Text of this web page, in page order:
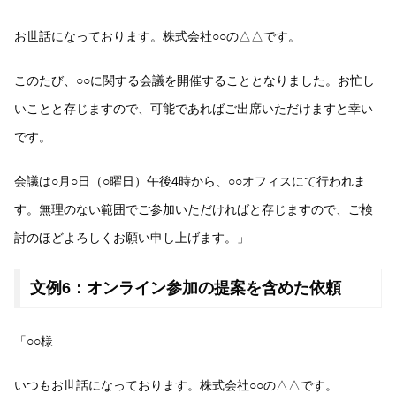
お世話になっております。株式会社○○の△△です。
このたび、○○に関する会議を開催することとなりました。お忙し
いことと存じますので、可能であればご出席いただけますと幸い
です。
会議は○月○日（○曜日）午後4時から、○○オフィスにて行われま
す。無理のない範囲でご参加いただければと存じますので、ご検
討のほどよろしくお願い申し上げます。」
文例6：オンライン参加の提案を含めた依頼
「○○様
いつもお世話になっております。株式会社○○の△△です。